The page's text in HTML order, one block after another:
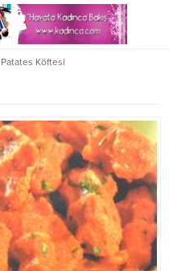
Patates Köftesi